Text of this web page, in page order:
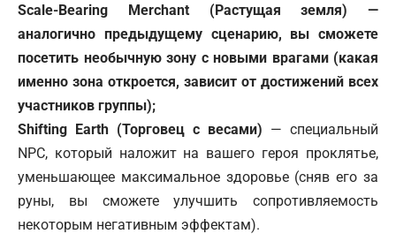
Scale-Bearing Merchant (Растущая земля) —
аналогично предыдущему сценарию, вы сможете
посетить необычную зону с новыми врагами (какая
именно зона откроется, зависит от достижений всех
участников группы);
Shifting Earth (Торговец с весами) — специальный
NPC, который наложит на вашего героя проклятье,
уменьшающее максимальное здоровье (сняв его за
руны, вы сможете улучшить сопротивляемость
некоторым негативным эффектам).